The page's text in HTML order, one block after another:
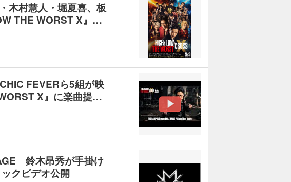
木村慧人・堀夏喜、板
THE WORST X』…
FEVERら5組が映
X』に楽曲提…
鈴木昂秀が手掛け
クビデオ公開